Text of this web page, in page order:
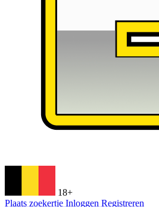
18+
Plaats zoekertje Inloggen Registreren